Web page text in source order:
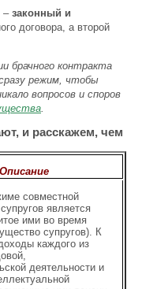
– законный и
договора, а второй
брачного контракта
режим, чтобы
вопросов и споров
.
и расскажем, чем
Описание
совместной
является
ими во время
супругов). К
каждого из
деятельности и